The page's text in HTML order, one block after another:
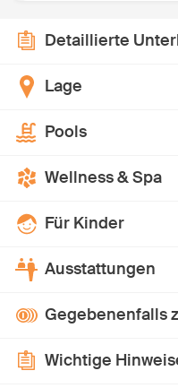
Detaillierte
Lage
Pools
Wellness & Spa
Für Kinder
Ausstattungen
Gegebenenfalls
Wichtige